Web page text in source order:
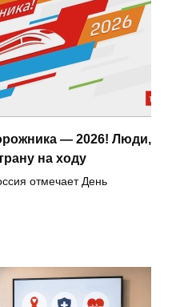
— 2026! Люди,
на ходу
отмечает День